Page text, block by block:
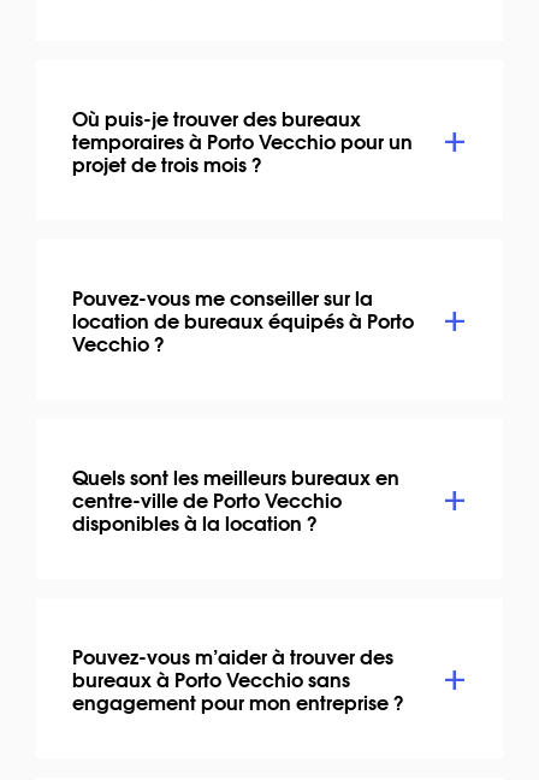
Où puis-je trouver des bureaux
temporaires à Porto Vecchio pour un
projet de trois mois ?
Pouvez-vous me conseiller sur la
location de bureaux équipés à Porto
Vecchio ?
Quels sont les meilleurs bureaux en
centre-ville de Porto Vecchio
disponibles à la location ?
Pouvez-vous m’aider à trouver des
bureaux à Porto Vecchio sans
engagement pour mon entreprise ?